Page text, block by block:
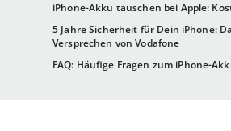
iPhone-Akku tauschen bei Apple:
5 Jahre Sicherheit für Dein iPhone:
Versprechen von Vodafone
FAQ: Häufige Fragen zum iPhone-